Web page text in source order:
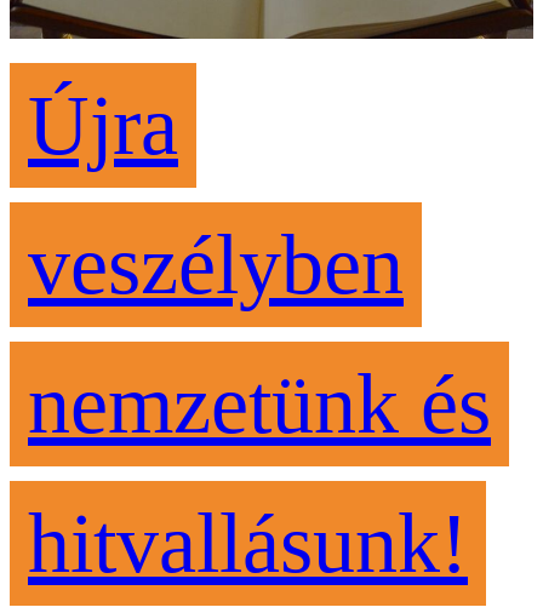
Újra
veszélyben
nemzetünk és
hitvallásunk!